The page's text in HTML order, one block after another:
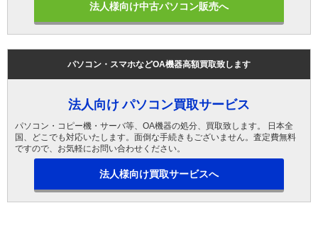
法人様向け中古パソコン販売へ
パソコン・スマホなどOA機器高額買取致します
法人向け パソコン買取サービス
パソコン・コピー機・サーバ等、OA機器の処分、買取致します。 日本全
国、どこでも対応いたします。面倒な手続きもございません。査定費無料
ですので、お気軽にお問い合わせください。
法人様向け買取サービスへ